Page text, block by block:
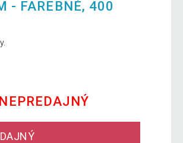
- FAREBNÉ, 400